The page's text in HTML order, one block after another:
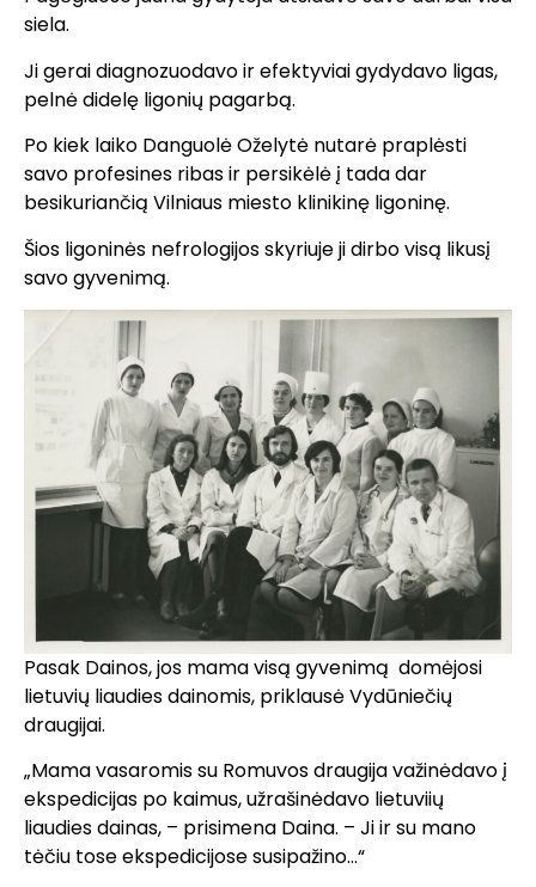
siela.
Ji gerai diagnozuodavo ir efektyviai gydydavo ligas,
pelnė didelę ligonių pagarbą.
Po kiek laiko Danguolė Oželytė nutarė praplėsti
savo profesines ribas ir persikėlė į tada dar
besikuriančią Vilniaus miesto klinikinę ligoninę.
Šios ligoninės nefrologijos skyriuje ji dirbo visą likusį
savo gyvenimą.
Pasak Dainos, jos mama visą gyvenimą domėjosi
lietuvių liaudies dainomis, priklausė Vydūniečių
draugijai.
„Mama vasaromis su Romuvos draugija važinėdavo į
ekspedicijas po kaimus, užrašinėdavo lietuviių
liaudies dainas, – prisimena Daina. – Ji ir su mano
tėčiu tose ekspedicijose susipažino…“